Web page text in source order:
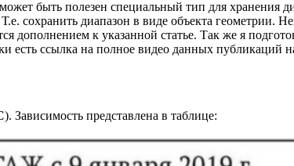
быть полезен специальный тип для хранения
сохранить диапазон в виде объекта геометрии.
к указанной статье. Так же я
есть ссылка на полное видео данных публикаций
). Зависимость представлена в таблице: